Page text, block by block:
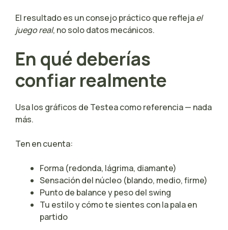
El resultado es un consejo práctico que reflejael
juego real, no solo datos mecánicos.
En qué deberías
confiar realmente
Usa los gráficos de Testea como referencia — nada
más.
Ten en cuenta:
Forma (redonda, lágrima, diamante)
Sensación del núcleo (blando, medio, firme)
Punto de balance y peso del swing
Tu estilo y cómo te sientes con la pala en
partido